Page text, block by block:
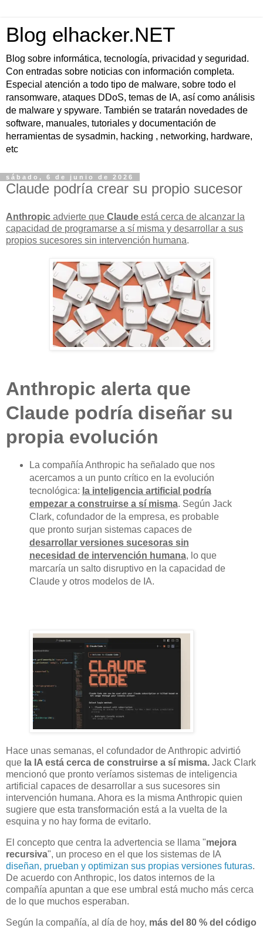
Blog elhacker.NET
Blog sobre informática, tecnología, privacidad y seguridad.
Con entradas sobre noticias con información completa.
Especial atención a todo tipo de malware, sobre todo el
ransomware, ataques DDoS, temas de IA, así como análisis
de malware y spyware. También se tratarán novedades de
software, manuales, tutoriales y documentación de
herramientas de sysadmin, hacking , networking, hardware,
etc
sábado, 6 de junio de 2026
Claude podría crear su propio sucesor
Anthropic advierte que Claude está cerca de alcanzar la
capacidad de programarse a sí misma y desarrollar a sus
propios sucesores sin intervención humana.
Anthropic alerta que
Claude podría diseñar su
propia evolución
La compañía Anthropic ha señalado que nos
acercamos a un punto crítico en la evolución
tecnológica: la inteligencia artificial podría
empezar a construirse a sí misma. Según Jack
Clark, cofundador de la empresa, es probable
que pronto surjan sistemas capaces de
desarrollar versiones sucesoras sin
necesidad de intervención humana, lo que
marcaría un salto disruptivo en la capacidad de
Claude y otros modelos de IA.
Hace unas semanas, el cofundador de Anthropic advirtió
que la IA está cerca de construirse a sí misma. Jack Clark
mencionó que pronto veríamos sistemas de inteligencia
artificial capaces de desarrollar a sus sucesores sin
intervención humana. Ahora es la misma Anthropic quien
sugiere que esta transformación está a la vuelta de la
esquina y no hay forma de evitarlo.
El concepto que centra la advertencia se llama "mejora
recursiva", un proceso en el que los sistemas de IA
diseñan, prueban y optimizan sus propias versiones futuras.
De acuerdo con Anthropic, los datos internos de la
compañía apuntan a que ese umbral está mucho más cerca
de lo que muchos esperaban.
Según la compañía, al día de hoy, más del 80 % del código